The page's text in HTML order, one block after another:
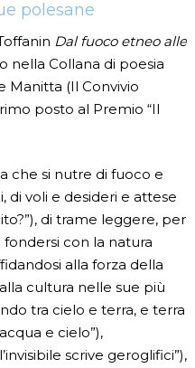
polesane
Dal fuoco etneo alle
nella Collana di poesia
Manitta (Il Convivio
posto al Premio “Il
che si nutre di fuoco e
di voli e desideri e attese
di trame leggere, per
con la natura
alla forza della
cultura nelle sue più
tra cielo e terra, e terra
e cielo”),
scrive geroglifici”),